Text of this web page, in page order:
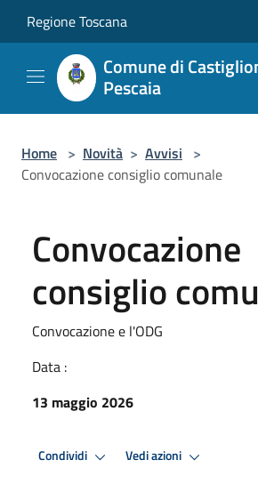
Regione Toscana
Comune di
Pescaia
Home > Novità > Avvisi >
Convocazione consiglio comunale
Convocazione
consiglio
Convocazione e l'ODG
Data :
13 maggio 2026
Condividi Vedi azioni